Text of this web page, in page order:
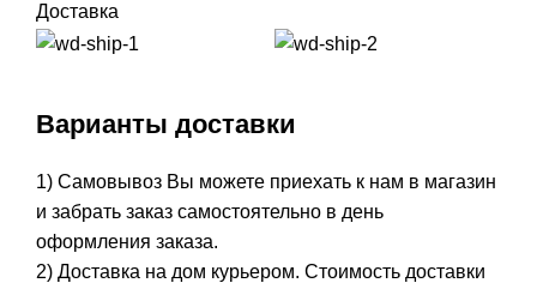
Доставка
Варианты доставки
1) Самовывоз Вы можете приехать к нам в магазин
и забрать заказ самостоятельно в день
оформления заказа.
2) Доставка на дом курьером. Стоимость доставки